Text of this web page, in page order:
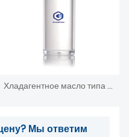
Хладагентное масло типа ПОЕ
Мы ответим